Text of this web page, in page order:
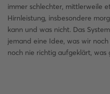
immer schlechter, mittlerweile
Hirnleistung, insbesondere
kann und was nicht. Das
jemand eine Idee, was wir
noch nie richtig aufgeklärt, was